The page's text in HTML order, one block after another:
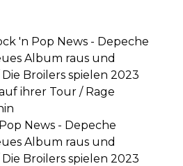
'n Pop News - Depeche
Album raus und
Broilers spielen 2023
ihrer Tour / Rage
News - Depeche
Album raus und
Broilers spielen 2023